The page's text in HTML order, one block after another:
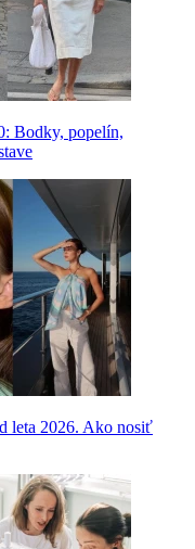
Bodky, popelín,
leta 2026. Ako nosiť